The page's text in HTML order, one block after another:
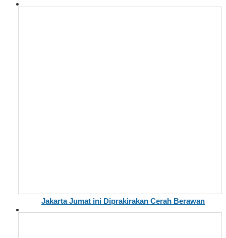
Jakarta Jumat ini Diprakirakan Cerah Berawan